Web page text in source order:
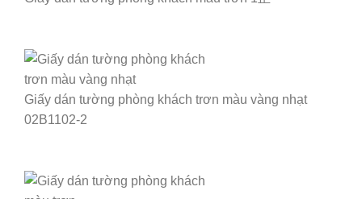
Giấy dán tường phòng khách trơn màu vàng nhạt
02B1102-2